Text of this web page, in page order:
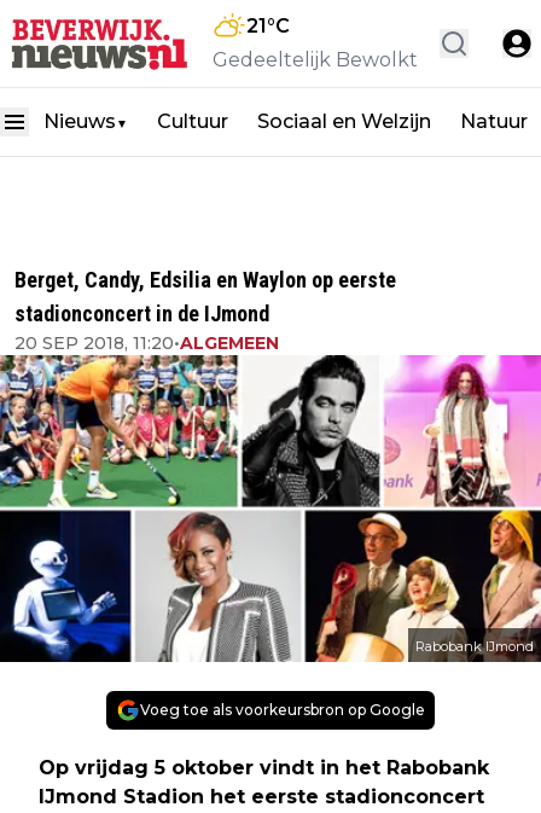
21°C
Gedeeltelijk Bewolkt
Nieuws ▼ Cultuur Sociaal en Welzijn Natuur
Berget, Candy, Edsilia en Waylon op eerste
stadionconcert in de IJmond
20 SEP 2018, 11:20•ALGEMEEN
Rabobank IJmond
Voeg toe als voorkeursbron op Google
Op vrijdag 5 oktober vindt in het Rabobank
IJmond Stadion het eerste stadionconcert